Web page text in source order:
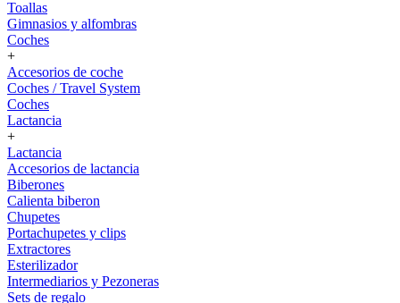
Toallas
Gimnasios y alfombras
Coches
+
Accesorios de coche
Coches / Travel System
Coches
Lactancia
+
Lactancia
Accesorios de lactancia
Biberones
Calienta biberon
Chupetes
Portachupetes y clips
Extractores
Esterilizador
Intermediarios y Pezoneras
Sets de regalo